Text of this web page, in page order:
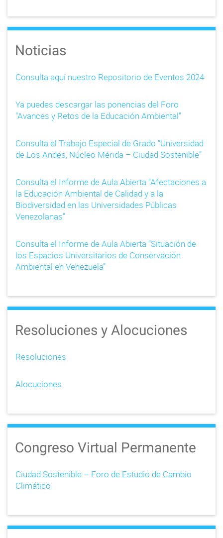
Noticias
Consulta aquí nuestro Repositorio de Eventos 2024
Ya puedes descargar las ponencias del Foro
“Avances y Retos de la Educación Ambiental”
Consulta el Trabajo Especial de Grado “Universidad
de Los Andes, Núcleo Mérida – Ciudad Sostenible”
Consulta el Informe de Aula Abierta “Afectaciones a
la Educación Ambiental de Calidad y a la
Biodiversidad en las Universidades Públicas
Venezolanas”
Consulta el Informe de Aula Abierta “Situación de
los Espacios Universitarios de Conservación
Ambiental en Venezuela”
Resoluciones y Alocuciones
Resoluciones
Alocuciones
Congreso Virtual Permanente
Ciudad Sostenible – Foro de Estudio de Cambio
Climático